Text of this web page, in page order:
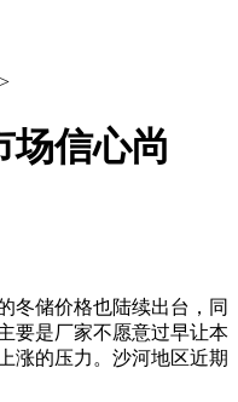
>
场信心尚
储价格也陆续出台，同
要是厂家不愿意过早让本
涨的压力。沙河地区近期